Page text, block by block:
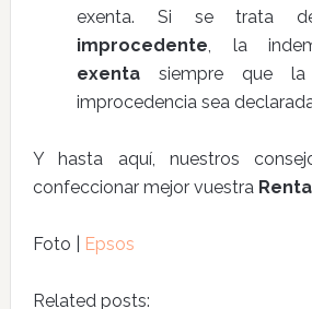
exenta. Si se trata
improcedente, la
exentasiempre que la
improcedencia sea
Y hasta aquí, nuestros
confeccionar mejor vuestra
Foto | Epsos
Related posts: